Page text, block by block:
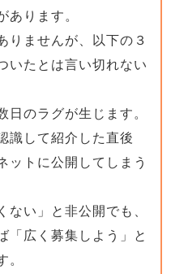
あります。
りませんが、以下の３
いたとは言い切れない
のラグが生じます。
識して紹介した直後
ットに公開してしまう
い」と非公開でも、
「広く募集しよう」と
。